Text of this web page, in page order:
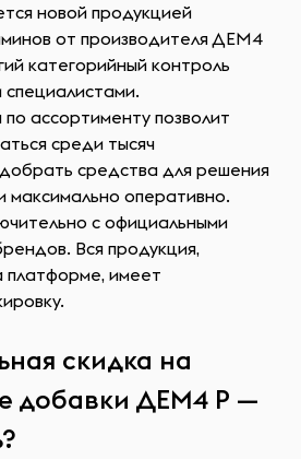
новой продукцией
от производителя ДЕМ4
категорийный контроль
ассортименту позволит
среди тысяч
средства для решения
максимально оперативно.
с официальными
Вся продукция,
платформе, имеет
скидка на
добавки ДЕМ4 Р —